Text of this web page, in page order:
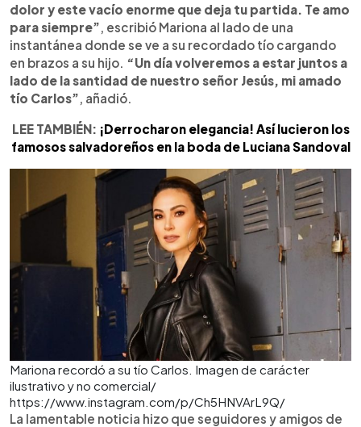
dolor y este vacío enorme que deja tu partida. Te amo
para siempre” , escribió Mariona al lado de una
instantánea donde se ve a su recordado tío cargando
en brazos a su hijo. “Un día volveremos a estar juntos a
lado de la santidad de nuestro señor Jesús, mi amado
tío Carlos” , añadió.
LEE TAMBIÉN: ¡Derrocharon elegancia! Así lucieron los
famosos salvadoreños en la boda de Luciana Sandoval
Mariona recordó a su tío Carlos. Imagen de carácter
ilustrativo y no comercial/
https://www.instagram.com/p/Ch5HNVArL9Q/
La lamentable noticia hizo que seguidores y amigos de